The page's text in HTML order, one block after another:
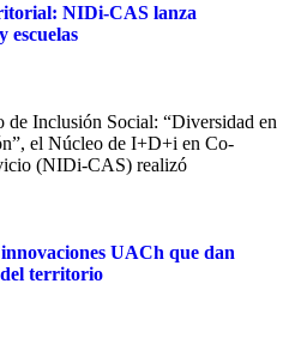
NIDi-CAS lanza
escuelas
Inclusión Social: “Diversidad en
el Núcleo de I+D+i en Co-
(NIDi-CAS) realizó
UACh que dan
del territorio